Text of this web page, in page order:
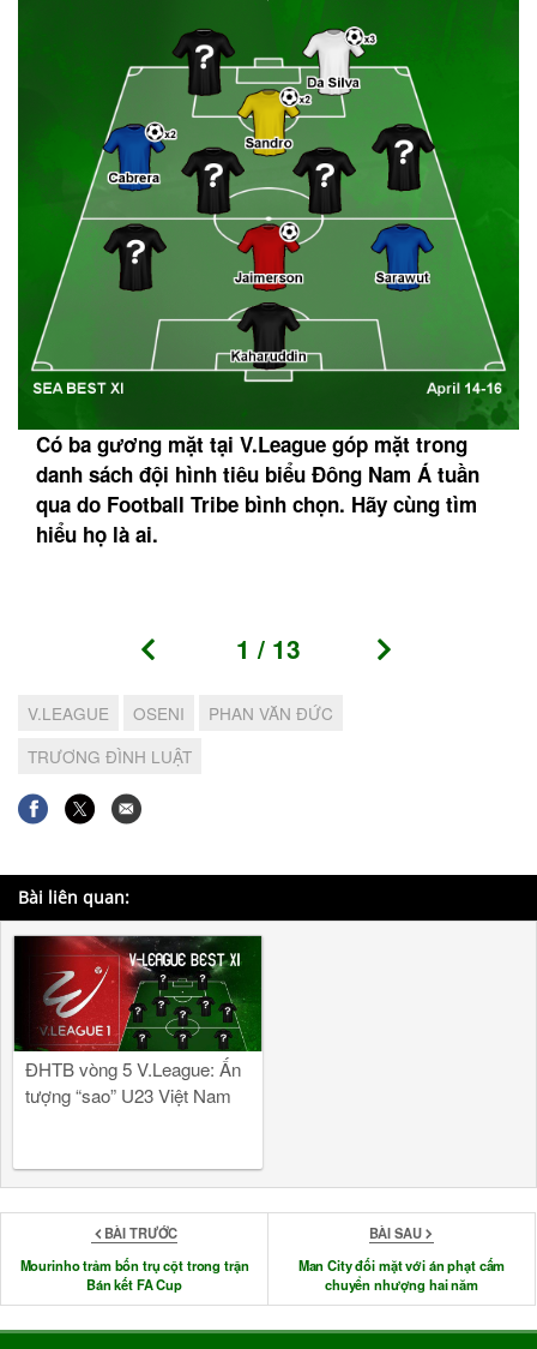
Có ba gương mặt tại V.League góp mặt trong
danh sách đội hình tiêu biểu Đông Nam Á tuần
qua do Football Tribe bình chọn. Hãy cùng tìm
hiểu họ là ai.
1 / 13
V.LEAGUE OSENI
PHAN VĂN ĐỨC
TRƯƠNG ĐÌNH LUẬT
Bài liên quan:
ĐHTB vòng 5 V.League: Ấn
tượng “sao” U23 Việt Nam
BÀI TRƯỚC
Mourinho trảm bốn trụ cột trong trận
Bán kết FA Cup
BÀI SAU
Man City đối mặt với án phạt cấm
chuyển nhượng hai năm